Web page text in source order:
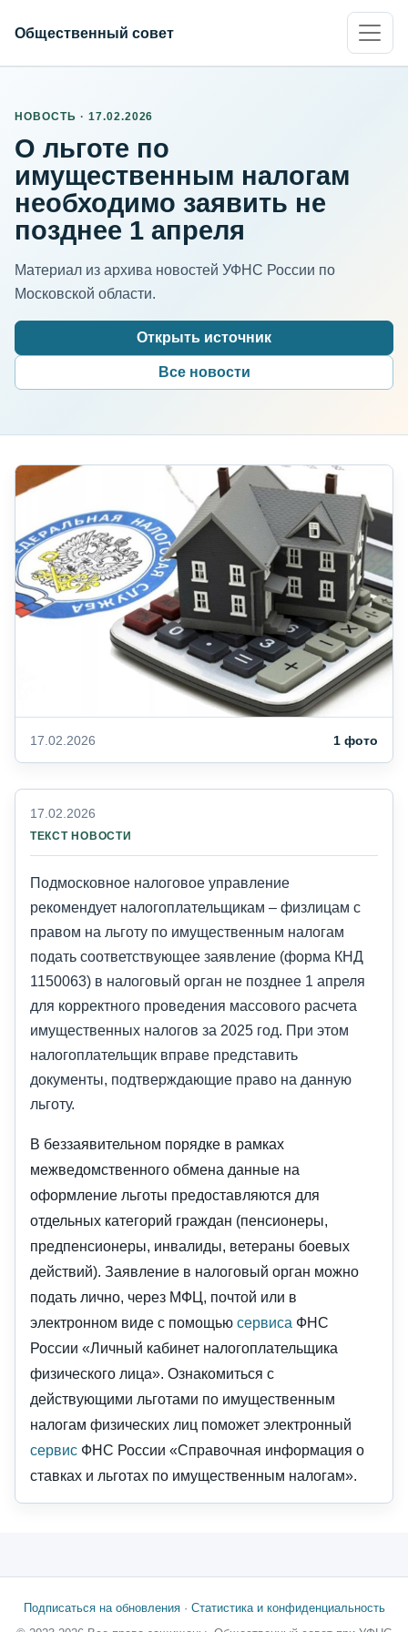
Общественный совет
НОВОСТЬ · 17.02.2026
О льготе по
имущественным налогам
необходимо заявить не
позднее 1 апреля
Материал из архива новостей УФНС России по
Московской области.
Открыть источник
Все новости
17.02.2026 1 фото
17.02.2026
ТЕКСТ НОВОСТИ
Подмосковное налоговое управление
рекомендует налогоплательщикам – физлицам с
правом на льготу по имущественным налогам
подать соответствующее заявление (форма КНД
1150063) в налоговый орган не позднее 1 апреля
для корректного проведения массового расчета
имущественных налогов за 2025 год. При этом
налогоплательщик вправе представить
документы, подтверждающие право на данную
льготу.
В беззаявительном порядке в рамках
межведомственного обмена данные на
оформление льготы предоставляются для
отдельных категорий граждан (пенсионеры,
предпенсионеры, инвалиды, ветераны боевых
действий). Заявление в налоговый орган можно
подать лично, через МФЦ, почтой или в
электронном виде с помощью сервиса ФНС
России «Личный кабинет налогоплательщика
физического лица». Ознакомиться с
действующими льготами по имущественным
налогам физических лиц поможет электронный
сервис ФНС России «Справочная информация о
ставках и льготах по имущественным налогам».
Подписаться на обновления· Статистика и конфиденциальность